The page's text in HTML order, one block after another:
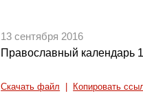
13 сентября 2016
Православный календарь
Скачать файл Копировать